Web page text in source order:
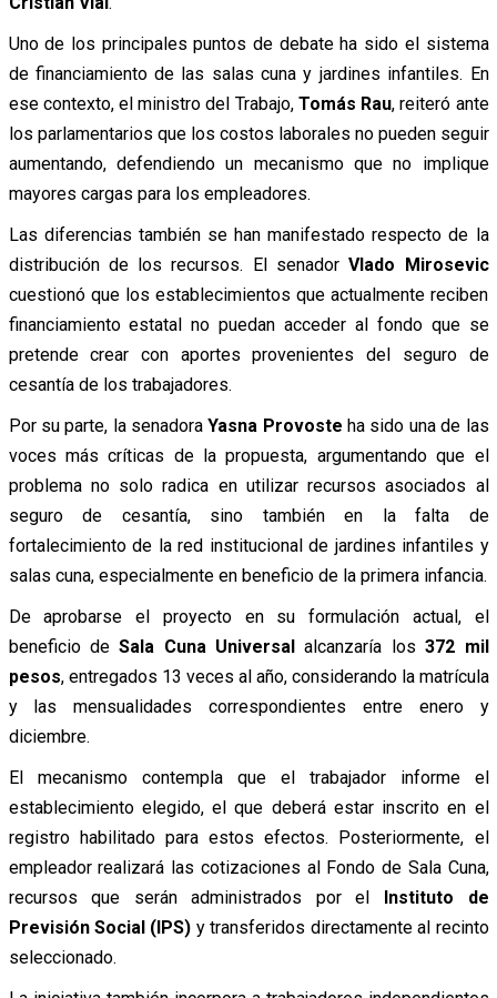
Uno de los principales puntos de debate ha sido el sistema
de financiamiento de las salas cuna y jardines infantiles. En
ese contexto, el ministro del Trabajo, Tomás Rau, reiteró ante
los parlamentarios que los costos laborales no pueden seguir
aumentando, defendiendo un mecanismo que no implique
mayores cargas para los empleadores.
Las diferencias también se han manifestado respecto de la
distribución de los recursos. El senadorVlado Mirosevic
cuestionó que los establecimientos que actualmente reciben
financiamiento estatal no puedan acceder al fondo que se
pretende crear con aportes provenientes del seguro de
cesantía de los trabajadores.
Por su parte, la senadoraYasna Provoste ha sido una de las
voces más críticas de la propuesta, argumentando que el
problema no solo radica en utilizar recursos asociados al
seguro de cesantía, sino también en la falta de
fortalecimiento de la red institucional de jardines infantiles y
salas cuna, especialmente en beneficio de la primera infancia.
De aprobarse el proyecto en su formulación actual, el
beneficio deSala Cuna Universal alcanzaría los372 mil
pesos, entregados 13 veces al año, considerando la matrícula
y las mensualidades correspondientes entre enero y
diciembre.
El mecanismo contempla que el trabajador informe el
establecimiento elegido, el que deberá estar inscrito en el
registro habilitado para estos efectos. Posteriormente, el
empleador realizará las cotizaciones al Fondo de Sala Cuna,
recursos que serán administrados por el Instituto de
Previsión Social (IPS) y transferidos directamente al recinto
seleccionado.